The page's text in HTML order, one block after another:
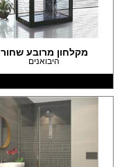
מקלחון מרובע שחור
היבואנים
הצהרת נגישות